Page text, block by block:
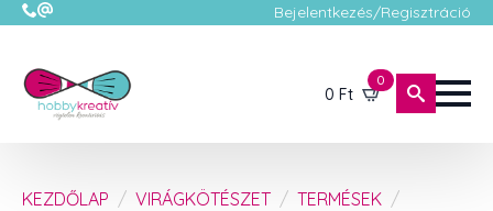
Bejelentkezés/Regisztráció
0 Ft
0
KEZDŐLAP VIRÁGKÖTÉSZET
TERMÉSEK